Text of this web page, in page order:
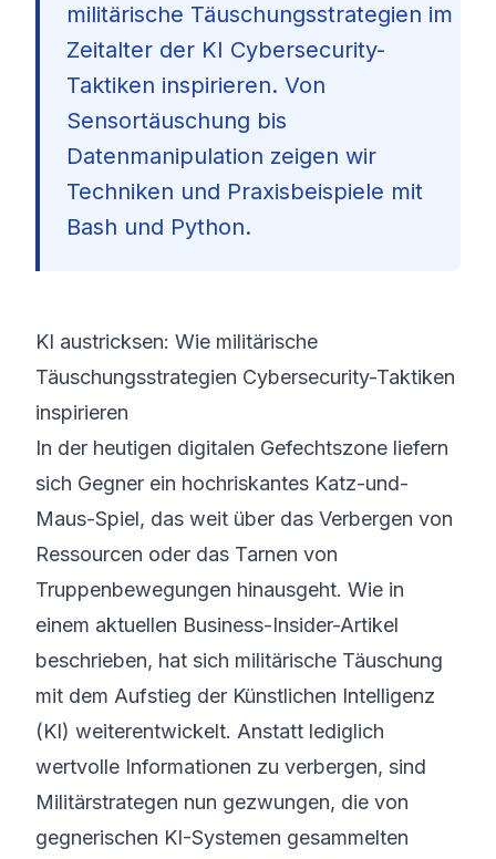
©2026 8200 Cyber Bootcamp
militärische Täuschungsstrategien im
Zeitalter der KI Cybersecurity-
Taktiken inspirieren. Von
Sensortäuschung bis
Datenmanipulation zeigen wir
Techniken und Praxisbeispiele mit
Bash und Python.
KI austricksen: Wie militärische
Täuschungsstrategien Cybersecurity-Taktiken
inspirieren
In der heutigen digitalen Gefechtszone liefern
sich Gegner ein hochriskantes Katz-und-
Maus-Spiel, das weit über das Verbergen von
Ressourcen oder das Tarnen von
Truppenbewegungen hinausgeht. Wie in
einem aktuellen Business-Insider-Artikel
beschrieben, hat sich militärische Täuschung
mit dem Aufstieg der Künstlichen Intelligenz
(KI) weiterentwickelt. Anstatt lediglich
wertvolle Informationen zu verbergen, sind
Militärstrategen nun gezwungen, die von
gegnerischen KI-Systemen gesammelten